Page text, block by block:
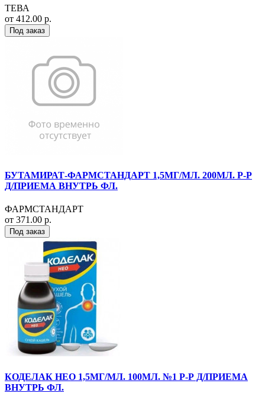
ТЕВА
от 412.00 р.
Под заказ
БУТАМИРАТ-ФАРМСТАНДАРТ 1,5МГ/МЛ. 200МЛ. Р-Р
Д/ПРИЕМА ВНУТРЬ ФЛ.
ФАРМСТАНДАРТ
от 371.00 р.
Под заказ
КОДЕЛАК НЕО 1,5МГ/МЛ. 100МЛ. №1 Р-Р Д/ПРИЕМА
ВНУТРЬ ФЛ.